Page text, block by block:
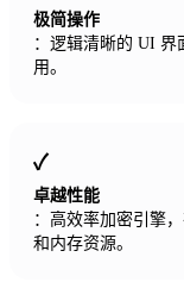
极简操作
：逻辑清晰的 UI 界
用。
卓越性能
：高效率加密引擎
和内存资源。